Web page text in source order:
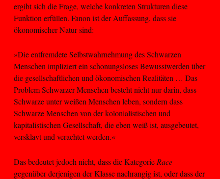
ergibt sich die Frage, welche konkreten Strukturen diese
Funktion erfüllen. Fanon ist der Auffassung, dass sie
ökonomischer Natur sind:
»Die entfremdete Selbstwahrnehmung des Schwarzen
Menschen impliziert ein schonungsloses Bewusstwerden über
die gesellschaftlichen und ökonomischen Realitäten … Das
Problem Schwarzer Menschen besteht nicht nur darin, dass
Schwarze unter weißen Menschen leben, sondern dass
Schwarze Menschen von der kolonialistischen und
kapitalistischen Gesellschaft, die eben weiß ist, ausgebeutet,
versklavt und verachtet werden.«
Das bedeutet jedoch nicht, dass die Kategorie Race
gegenüber derjenigen der Klasse nachrangig ist, oder dass der